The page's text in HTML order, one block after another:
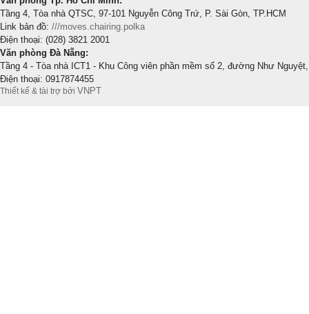
Tầng 4, Tòa nhà QTSC, 97-101 Nguyễn Công Trứ, P. Sài Gòn, TP.HCM
Link bản đồ: ///moves.chairing.polka
Điện thoại: (028) 3821 2001
Văn phòng Đà Nẵng:
Tầng 4 - Tòa nhà ICT1 - Khu Công viên phần mềm số 2, đường Như
Điện thoại: 0917874455
Thiết kế & tài trợ bởi VNPT